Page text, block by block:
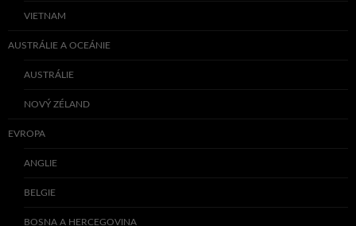
VIETNAM
AUSTRÁLIE A OCEÁNIE
AUSTRÁLIE
NOVÝ ZÉLAND
EVROPA
ANGLIE
BELGIE
BOSNA A HERCEGOVINA